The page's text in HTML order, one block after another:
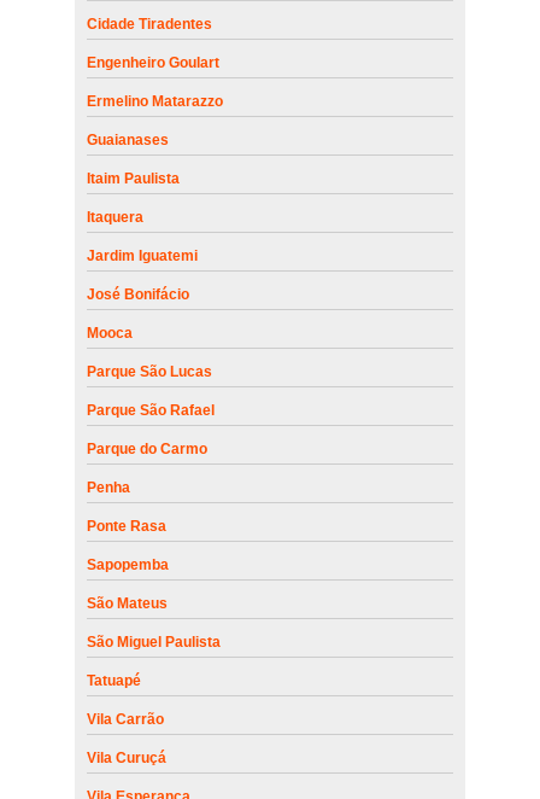
Cidade Tiradentes
Engenheiro Goulart
Ermelino Matarazzo
Guaianases
Itaim Paulista
Itaquera
Jardim Iguatemi
José Bonifácio
Mooca
Parque São Lucas
Parque São Rafael
Parque do Carmo
Penha
Ponte Rasa
Sapopemba
São Mateus
São Miguel Paulista
Tatuapé
Vila Carrão
Vila Curuçá